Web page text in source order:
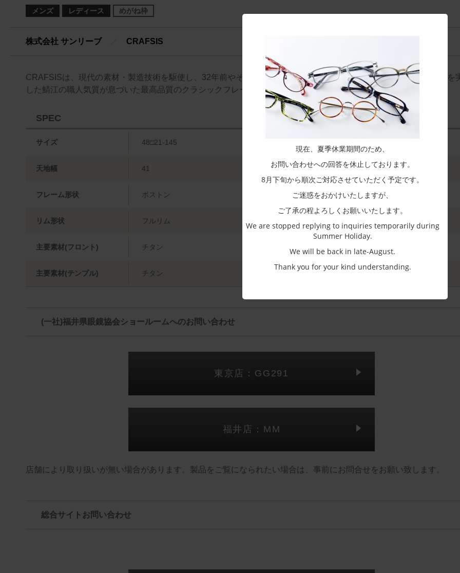
メンズ レディース めがね枠
株式会社 サンリーブ／ CRAFSIS
CRAFSISは、現代の素材・製造技術を駆使し、32年前やそれ以前には"作ることが困難"であった構造であり、それを
した鯖江の職人気質が息づいた最高品質のクラシックフレームです。
SPEC
サイズ 48□21-145
天地幅 41
フレーム形状 ボストン
リム形状 フルリム
主要素材(フロント) チタン
主要素材(テンプル) チタン
(一社)福井県眼鏡協会ショールームへのお問い合わせ
東京店：GG291
福井店：MM
店舗により取り扱いが無い場合があります。製品をご覧になられたい場合は、事前にお問合せをお願い致します。
総合サイトお問い合わせ
module
現在、夏季休業期間のため、
お問い合わせへの回答を休止しております。
8月下旬から順次ご対応させていただく予定です。
ご迷惑をおかけいたしますが、
ご了承の程よろしくお願いいたします。
We are stopped replying to inquiries temporarily during
Summer Holiday.
We will be back in late-August.
Thank you for your kind understanding.